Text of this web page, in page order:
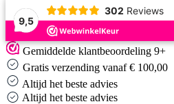
9,5
302 Reviews
Skip
to
content
Gemiddelde klantbeoordeling 9+
Gratis verzending vanaf € 100,00
Altijd het beste advies
Altijd het beste advies